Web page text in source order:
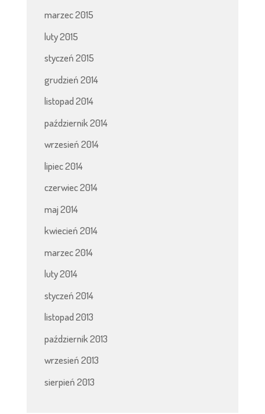
marzec 2015
luty 2015
styczeń 2015
grudzień 2014
listopad 2014
październik 2014
wrzesień 2014
lipiec 2014
czerwiec 2014
maj 2014
kwiecień 2014
marzec 2014
luty 2014
styczeń 2014
listopad 2013
październik 2013
wrzesień 2013
sierpień 2013